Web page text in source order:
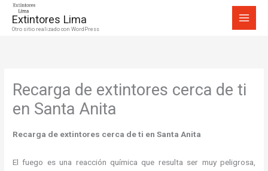
Extintores Lima
Otro sitio realizado con WordPress
Recarga de extintores cerca de ti
en Santa Anita
Recarga de extintores cerca de ti en Santa Anita
El fuego es una reacción química que resulta ser muy peligrosa,